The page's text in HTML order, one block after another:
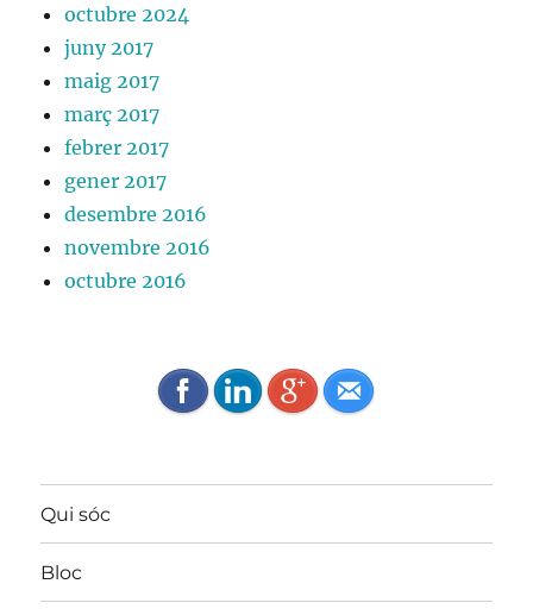
octubre 2024
juny 2017
maig 2017
març 2017
febrer 2017
gener 2017
desembre 2016
novembre 2016
octubre 2016
Qui sóc
Bloc